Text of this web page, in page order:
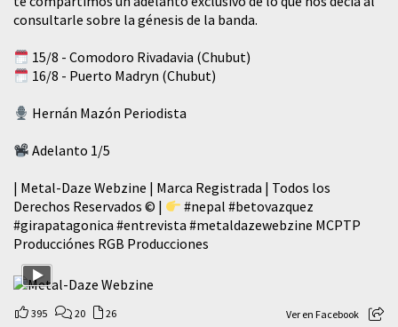
consultarle sobre la génesis de la banda.
15/8 - Comodoro Rivadavia (Chubut)
16/8 - Puerto Madryn (Chubut)
Hernán Mazón Periodista
Adelanto 1/5
| Metal-Daze Webzine | Marca Registrada | Todos los
Derechos Reservados © |
#nepal #betovazquez
#girapatagonica #entrevista #metaldazewebzine MCPTP
Producciónes RGB Producciones
395 20 26 Ver en Facebook